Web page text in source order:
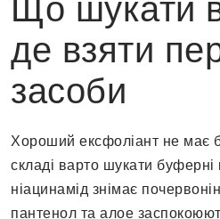
Що шукати в
де взяти
засоби
Хороший ексфоліант не має
складі варто шукати буферні
ніацинамід знімає
пантенол та алое